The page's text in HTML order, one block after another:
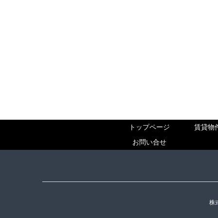
トップページ
賃貸物
お問い合せ
株